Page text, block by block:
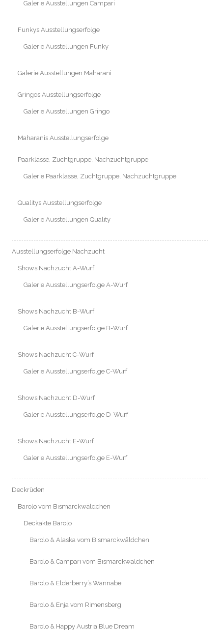
Galerie Ausstellungen Campari
Funkys Ausstellungserfolge
Galerie Ausstellungen Funky
Galerie Ausstellungen Maharani
Gringos Ausstellungserfolge
Galerie Ausstellungen Gringo
Maharanis Ausstellungserfolge
Paarklasse, Zuchtgruppe, Nachzuchtgruppe
Galerie Paarklasse, Zuchtgruppe, Nachzuchtgruppe
Qualitys Ausstellungserfolge
Galerie Ausstellungen Quality
Ausstellungserfolge Nachzucht
Shows Nachzucht A-Wurf
Galerie Ausstellungserfolge A-Wurf
Shows Nachzucht B-Wurf
Galerie Ausstellungserfolge B-Wurf
Shows Nachzucht C-Wurf
Galerie Ausstellungserfolge C-Wurf
Shows Nachzucht D-Wurf
Galerie Ausstellungserfolge D-Wurf
Shows Nachzucht E-Wurf
Galerie Ausstellungserfolge E-Wurf
Deckrüden
Barolo vom Bismarckwäldchen
Deckakte Barolo
Barolo & Alaska vom Bismarckwäldchen
Barolo & Campari vom Bismarckwäldchen
Barolo & Elderberry’s Wannabe
Barolo & Enja vom Rimensberg
Barolo & Happy Austria Blue Dream